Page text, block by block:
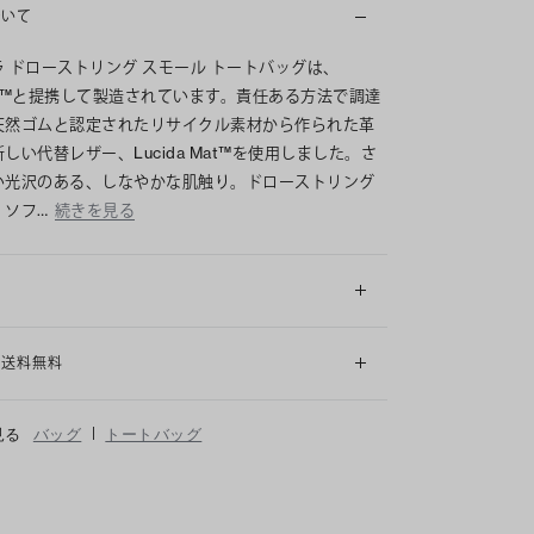
て
ドローストリング スモール トートバッグは、
と提携して製造されています。責任ある方法で調達
然ゴムと認定されたリサイクル素材から作られた革
しい代替レザー、Lucida Mat™を使用しました。さ
光沢のある、しなやかな肌触り。ドローストリング
ソフ… 続きを見る
料無料
る バッグ | トートバッグ